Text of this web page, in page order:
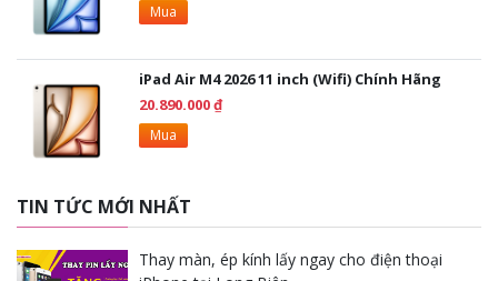
Mua
iPad Air M4 2026 11 inch (Wifi) Chính Hãng
20.890.000 ₫
Mua
TIN TỨC MỚI NHẤT
Thay màn, ép kính lấy ngay cho điện thoại